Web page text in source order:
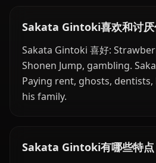
Sakata Gintoki喜欢和讨厌
Sakata Gintoki 喜好:
Shonen Jump, gambling.
Paying rent, ghosts,
his family.
Sakata Gintoki有哪些特点